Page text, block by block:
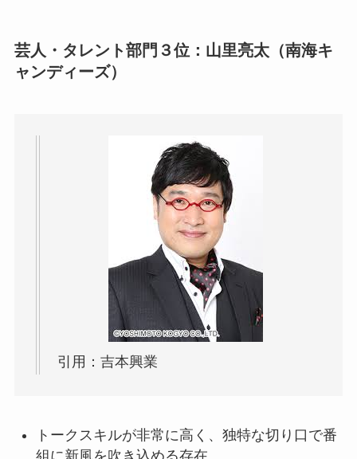
芸人・タレント部門３位：山里亮太（南海キ
ャンディーズ）
引用：吉本興業
トークスキルが非常に高く、独特な切り口で番
組に新風を吹き込める存在